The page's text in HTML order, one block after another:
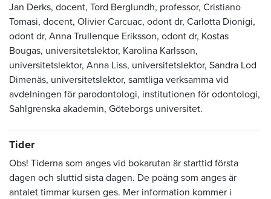
Jan Derks, docent, Tord Berglundh, professor, Cristiano
Tomasi, docent, Olivier Carcuac, odont dr, Carlotta Dionigi,
odont dr, Anna Trullenque Eriksson, odont dr, Kostas
Bougas, universitetslektor, Karolina Karlsson,
universitetslektor, Anna Liss, universitetslektor, Sandra Lod
Dimenäs, universitetslektor, samtliga verksamma vid
avdelningen för parodontologi, institutionen för odontologi,
Sahlgrenska akademin, Göteborgs universitet.
Tider
Obs! Tiderna som anges vid bokarutan är starttid första
dagen och sluttid sista dagen. De poäng som anges är
antalet timmar kursen ges. Mer information kommer i